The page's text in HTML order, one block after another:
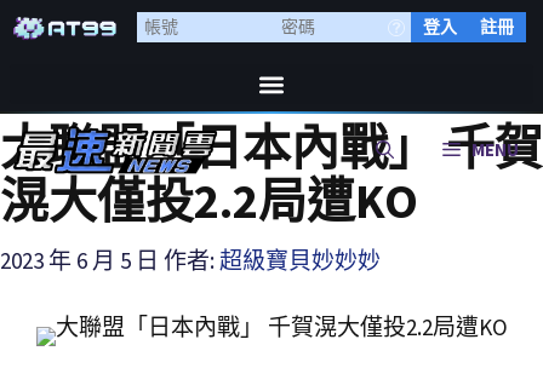
登入 註冊
MENU
大聯盟「日本內戰」 千賀
滉大僅投2.2局遭KO
2023 年 6 月 5 日 作者: 超級寶貝妙妙妙